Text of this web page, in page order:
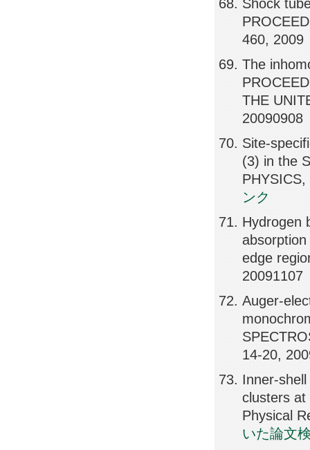
Shock
460, 2009
The
THE
20090908
Site-
(3) in the
ンク
Hydrogen
edge
20091107
Auger-
14-20,
Inner-
clusters at
Physical
いた論文